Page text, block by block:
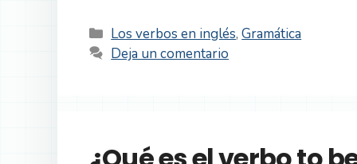
Categorías
Los verbos en inglés,Gramática
Deja un comentario